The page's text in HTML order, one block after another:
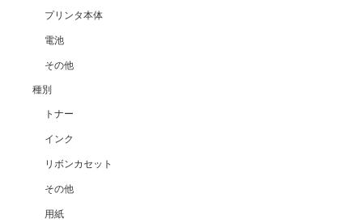
プリンタ本体
電池
その他
種別
トナー
インク
リボンカセット
その他
用紙